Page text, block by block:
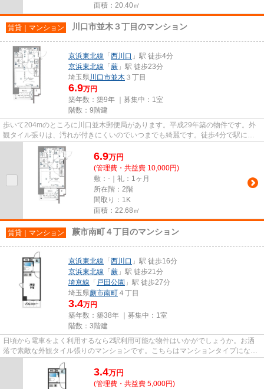
面積：20.40㎡
賃貸｜マンション 川口市並木３丁目のマンション
京浜東北線 「 西川口 」駅 徒歩4分
京浜東北線 「 蕨 」駅 徒歩23分
埼玉県川口市並木 ３丁目
6.9万円
築年数：築9年 ｜募集中： 1室
階数：9階建
歩いて204mのところに川口並木郵便局があります。平成29年築の物件です。外
観タイル張りは、汚れが付きにくいのでいつまでも綺麗です。徒歩4分で駅にア
クセス可能な、魅力的な駅近物件...
6.9万円
(管理費・共益費 10,000円)
敷：-｜礼：1ヶ月
所在階：2階
間取り：1K
面積：22.68㎡
賃貸｜マンション 蕨市南町４丁目のマンション
京浜東北線 「 西川口 」駅 徒歩16分
京浜東北線 「 蕨 」駅 徒歩21分
埼京線 「 戸田公園 」駅 徒歩27分
埼玉県蕨市南町 ４丁目
3.4万円
築年数：築38年 ｜募集中： 1室
階数：3階建
日頃から電車をよく利用するなら2駅利用可能な物件はいかがでしょうか。お洒
落で素敵な外観タイル張りのマンションです。こちらはマンションタイプになり
ます。こちらは初期費用をカー...
3.4万円
(管理費・共益費 5,000円)